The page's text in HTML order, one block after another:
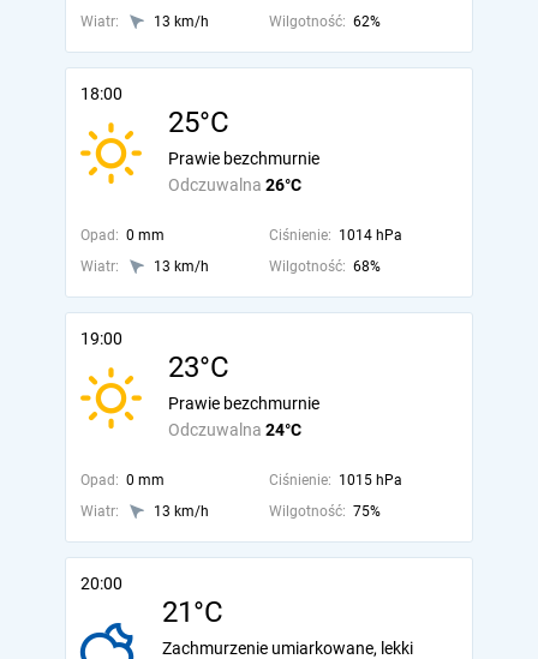
Wiatr:
13 km/h Wilgotność: 62%
18:00
25°C
Odczuwalna 26°C
Prawie bezchmurnie
Opad: 0 mm Ciśnienie: 1014 hPa
Wiatr:
13 km/h Wilgotność: 68%
19:00
23°C
Odczuwalna 24°C
Prawie bezchmurnie
Opad: 0 mm Ciśnienie: 1015 hPa
Wiatr:
13 km/h Wilgotność: 75%
20:00
21°C
Zachmurzenie umiarkowane, lekki